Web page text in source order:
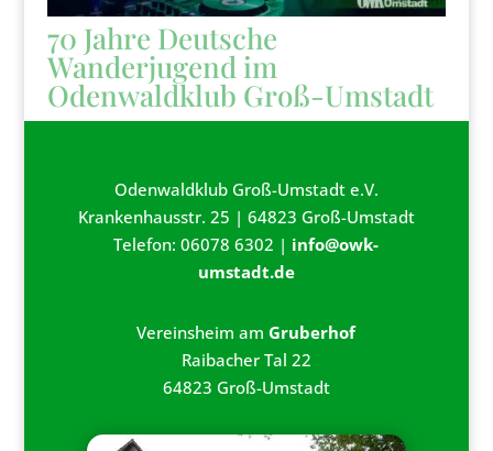
70 Jahre Deutsche
Wanderjugend im
Odenwaldklub Groß-Umstadt
Odenwaldklub Groß-Umstadt e.V.
Krankenhausstr. 25 | 64823 Groß-Umstadt
Telefon: 06078 6302 | info@owk-
umstadt.de
Vereinsheim amGruberhof
Raibacher Tal 22
64823 Groß-Umstadt